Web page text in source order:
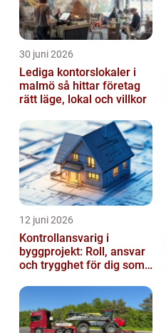
30 juni 2026
Lediga kontorslokaler i
malmö så hittar företag
rätt läge, lokal och villkor
12 juni 2026
Kontrollansvarig i
byggprojekt: Roll, ansvar
och trygghet för dig som